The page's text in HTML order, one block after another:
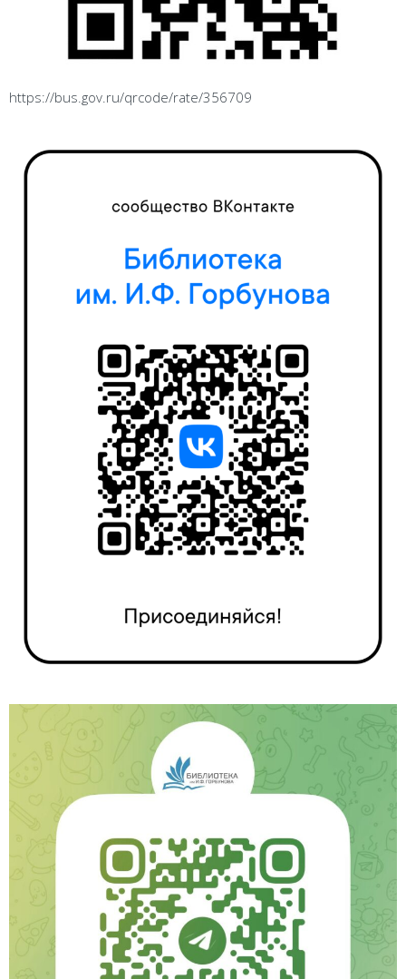
https://bus.gov.ru/qrcode/rate/356709